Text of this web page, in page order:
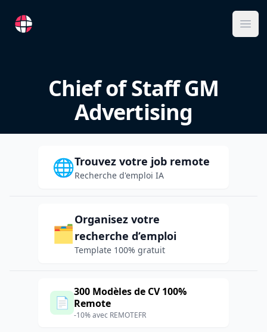
RemoteFR
Chief of Staff GM
Advertising
🌐Trouvez votre job remote
Recherche d'emploi IA
🗂️
Organisez votre
recherche d’emploi
Template 100% gratuit
📄
300 Modèles de CV 100%
Remote
-10% avec REMOTEFR